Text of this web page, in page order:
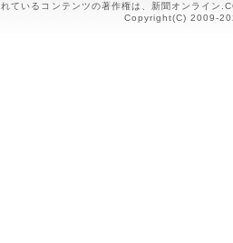
ているコンテンツの著作権は、新聞オンライン
Copyright(C) 2009-